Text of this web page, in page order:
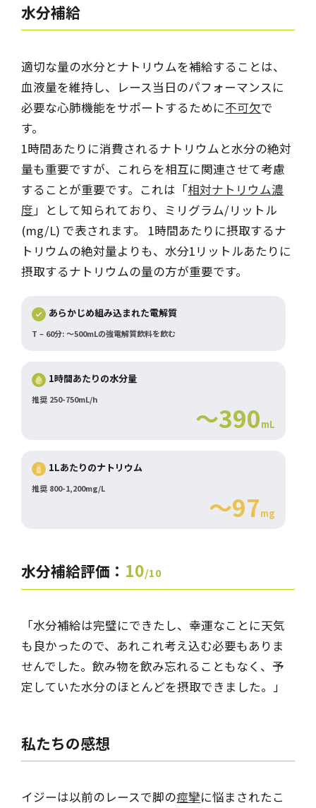
水分補給
適切な量の水分とナトリウムを補給することは、
血液量を維持し、レース当日のパフォーマンスに
必要な心肺機能をサポートするために不可欠で
す。
1時間あたりに消費されるナトリウムと水分の絶対
量も重要ですが、これらを相互に関連させて考慮
することが重要です。これは「相対ナトリウム濃
度 」として知られており、ミリグラム/リットル
(mg/L) で表されます。 1時間あたりに摂取するナ
トリウムの絶対量よりも、水分1リットルあたりに
摂取するナトリウムの量の方が重要です。
あらかじめ組み込まれた電解質
T – 60分: ～500mLの強電解質飲料を飲む
1時間あたりの水分量
推奨 250-750mL/h
～390mL
1Lあたりのナトリウム
推奨 800-1,200mg/L
～97mg
水分補給評価： 10/10
「水分補給は完璧にできたし、幸運なことに天気
も良かったので、あれこれ考え込む必要もありま
せんでした。飲み物を飲み忘れることもなく、予
定していた水分のほとんどを摂取できました。」
私たちの感想
イジーは以前のレースで脚の痙攣に悩まされたこ